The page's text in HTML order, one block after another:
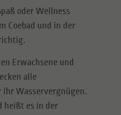
oder Wellness
Coebad und in der
Erwachsene und
alle
ihr Wasservergnügen.
heißt es in der